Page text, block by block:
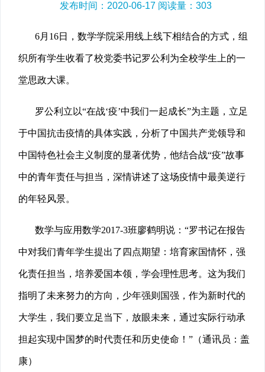
发布时间：2020-06-17 阅读量： 303
6月16日，数学学院采用线上线下相结合的方式，组
织所有学生收看了校党委书记罗公利为全校学生上的一
堂思政大课。
罗公利立以“在战‘疫’中我们一起成长”为主题，立足
于中国抗击疫情的具体实践，分析了中国共产党领导和
中国特色社会主义制度的显著优势，他结合战“疫”故事
中的青年责任与担当，深情讲述了这场疫情中最美逆行
的年轻风景。
数学与应用数学2017-3班廖鹤明说：“罗书记在报告
中对我们青年学生提出了四点期望：培育家国情怀，强
化责任担当，培养爱国本领，学会理性思考。这为我们
指明了未来努力的方向，少年强则国强，作为新时代的
大学生，我们要立足当下，放眼未来，通过实际行动承
担起实现中国梦的时代责任和历史使命！”（通讯员：盖
康）